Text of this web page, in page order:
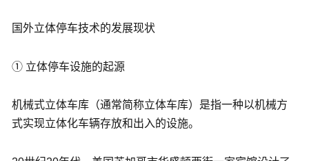
国外立体停车技术的发展现状
① 立体停车设施的起源
机械式立体车库（通常简称立体车库）是指一种以机械方
式实现立体化车辆存放和出入的设施。